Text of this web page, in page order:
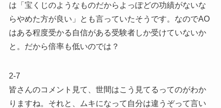
は「宝くじのようなものだからよっぽどの功績がないな
らやめた方が良い」とも言っていたそうです。なのでAO
はある程度受かる自信がある受験者しか受けていないか
と。だから倍率も低いのでは？
2-7
皆さんのコメント見て、世間はこう見てるってのがわか
りますね。それと、ムキになって自分は違うぞって言い